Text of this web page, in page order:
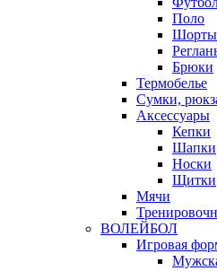
Поло
Шорты
Брюки
Термобелье
Сумки,
Аксессуары
Кепки
Шапки
Носки
Щитки
Мячи
ВОЛЕЙБОЛ
Игровая